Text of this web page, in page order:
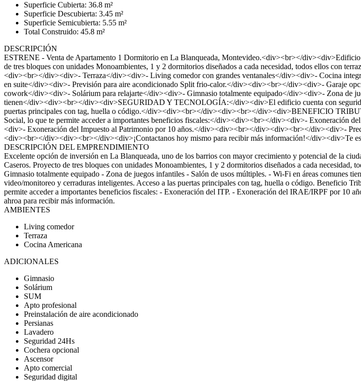
Superficie Cubierta: 36.8 m²
Superficie Descubierta: 3.45 m²
Superficie Semicubierta: 5.55 m²
Total Construido: 45.8 m²
DESCRIPCIÓN
ESTRENE - Venta de Apartamento 1 Dormitorio en La Blanqueada, Montevideo.<div><br></
de tres bloques con unidades Monoambientes, 1 y 2 dormitorios diseñados a cada necesidad, todos ellos
<div><br></div><div>- Terraza</div><div>- Living comedor con grandes ventanales</div><div>- Cocina
en suite</div><div>- Previsión para aire acondicionado Split frio-calor.</div><div><br></div><div>- Garaje
cowork</div><div>- Solárium para relajarte</div><div>- Gimnasio totalmente equipado</div><div>- Zona de
tienen</div><div><br></div><div>SEGURIDAD Y TECNOLOGÍA:</div><div>El edificio cuenta con
puertas principales con tag, huella o código.</div><div><br></div><div><br></div><div>BENEFICIO
Social, lo que te permite acceder a importantes beneficios fiscales:</div><div><br></div><div>- Exoneración
<div>- Exoneración del Impuesto al Patrimonio por 10 años.</div><div><br></div><div><br></div><div>-
<div><br></div><div><br></div><div>¡Contactanos hoy mismo para recibir más información!</div><div>Te
DESCRIPCIÓN DEL EMPRENDIMIENTO
Excelente opción de inversión en La Blanqueada, uno de los barrios con mayor crecimiento y potencial de la
Caseros. Proyecto de tres bloques con unidades Monoambientes, 1 y 2 dormitorios diseñados a cada
Gimnasio totalmente equipado - Zona de juegos infantiles - Salón de usos múltiples. - Wi-Fi en áreas comunes
video/monitoreo y cerraduras inteligentes. Acceso a las puertas principales con tag, huella o código. Beneficio
permite acceder a importantes beneficios fiscales: - Exoneración del ITP. - Exoneración del IRAE/IRPF por 10
ahroa para recibir más información.
AMBIENTES
Living comedor
Terraza
Cocina Americana
ADICIONALES
Gimnasio
Solárium
SUM
Apto profesional
Preinstalación de aire acondicionado
Persianas
Lavadero
Seguridad 24Hs
Cochera opcional
Ascensor
Apto comercial
Seguridad digital